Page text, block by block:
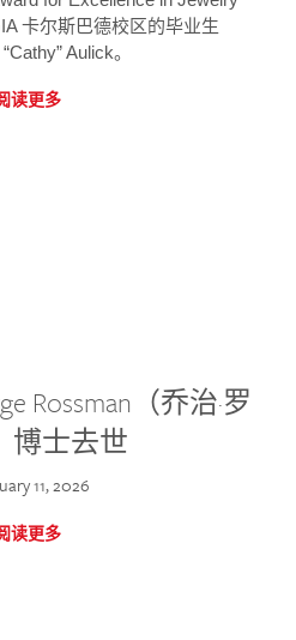
卡尔斯巴德校区的毕业生
Aulick。
读更多
Rossman（乔治·罗
博士去世
11, 2026
读更多